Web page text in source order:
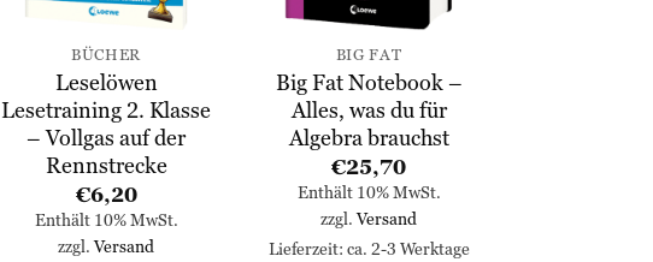
BÜCHER
Leselöwen
Lesetraining 2. Klasse
– Vollgas auf der
Rennstrecke
€6,20
Enthält 10% MwSt.
zzgl.Versand
BIG FAT
Big Fat Notebook –
Alles, was du für
Algebra brauchst
€25,70
Enthält 10% MwSt.
zzgl.Versand
Lieferzeit: ca. 2-3 Werktage